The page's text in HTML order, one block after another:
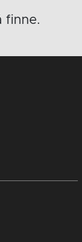
finne.